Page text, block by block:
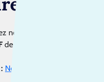
nous fournir la
de contribution à la
Nous contacter